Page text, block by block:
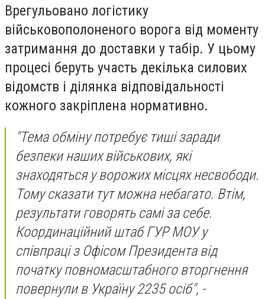
Врегульовано логістику
військовополоненого ворога від моменту
затримання до доставки у табір. У цьому
процесі беруть участь декілька силових
відомств і ділянка відповідальності
кожного закріплена нормативно.
"Тема обміну потребує тиші заради
безпеки наших військових, які
знаходяться у ворожих місцях несвободи.
Тому сказати тут можна небагато. Втім,
результати говорять самі за себе.
Координаційний штаб ГУР МОУ у
співпраці з Офісом Президента від
початку повномасштабного вторгнення
повернули в Україну 2235 осіб", -